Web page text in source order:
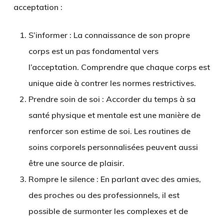
acceptation :
S’informer: La connaissance de son propre
corps est un pas fondamental vers
l’acceptation. Comprendre que chaque corps est
unique aide à contrer les normes restrictives.
Prendre soin de soi : Accorder du temps à sa
santé physique et mentale est une manière de
renforcer son estime de soi. Les routines de
soins corporels personnalisées peuvent aussi
être une source de plaisir.
Rompre le silence: En parlant avec des amies,
des proches ou des professionnels, il est
possible de surmonter les complexes et de